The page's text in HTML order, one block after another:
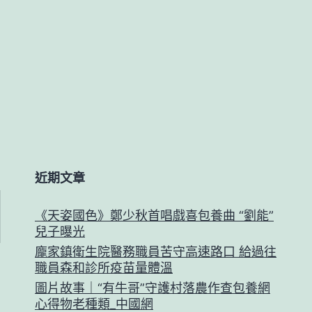
近期文章
《天姿國色》鄭少秋首唱戲喜包養曲 “劉能”
兒子曝光
龐家鎮衛生院醫務職員苦守高速路口 給過往
職員森和診所疫苗量體溫
圖片故事｜“有牛哥”守護村落農作查包養網
心得物老種類_中國網